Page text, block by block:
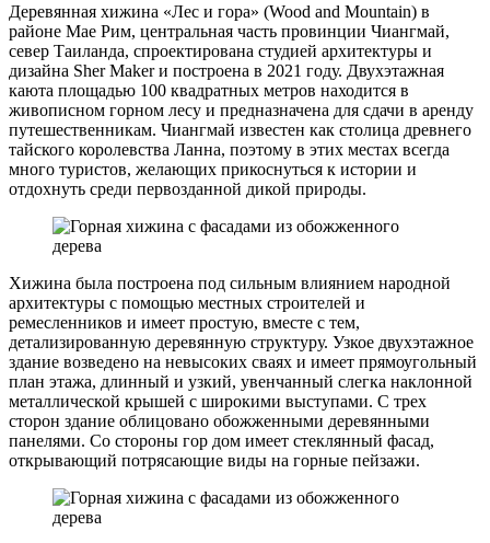
Деревянная хижина «Лес и гора» (Wood and Mountain) в
районе Мае Рим, центральная часть провинции Чиангмай,
север Таиланда, спроектирована студией архитектуры и
дизайна Sher Maker и построена в 2021 году. Двухэтажная
каюта площадью 100 квадратных метров находится в
живописном горном лесу и предназначена для сдачи в аренду
путешественникам. Чиангмай известен как столица древнего
тайского королевства Ланна, поэтому в этих местах всегда
много туристов, желающих прикоснуться к истории и
отдохнуть среди первозданной дикой природы.
Хижина была построена под сильным влиянием народной
архитектуры с помощью местных строителей и
ремесленников и имеет простую, вместе с тем,
детализированную деревянную структуру. Узкое двухэтажное
здание возведено на невысоких сваях и имеет прямоугольный
план этажа, длинный и узкий, увенчанный слегка наклонной
металлической крышей с широкими выступами. С трех
сторон здание облицовано обожженными деревянными
панелями. Со стороны гор дом имеет стеклянный фасад,
открывающий потрясающие виды на горные пейзажи.